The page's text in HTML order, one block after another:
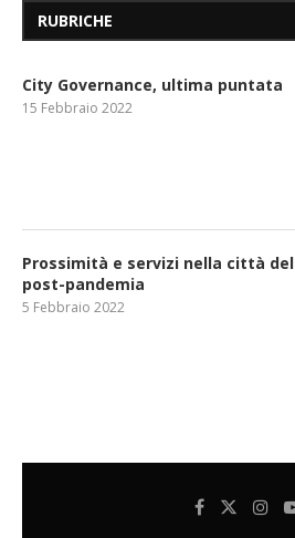
RUBRICHE
City Governance, ultima puntata
15 Febbraio 2022
Prossimità e servizi nella città del
post-pandemia
5 Febbraio 2022